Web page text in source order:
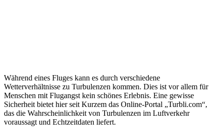
Während eines Fluges kann es durch verschiedene
Wetterverhältnisse zu Turbulenzen kommen. Dies ist vor allem für
Menschen mit Flugangst kein schönes Erlebnis. Eine gewisse
Sicherheit bietet hier seit Kurzem das Online-Portal „Turbli.com“,
das die Wahrscheinlichkeit von Turbulenzen im Luftverkehr
voraussagt und Echtzeitdaten liefert.